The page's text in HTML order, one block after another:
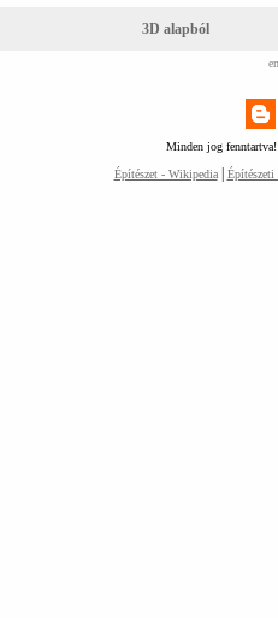
3D alapból
Minden jog
Építészet - Wikipedia| Építészeti